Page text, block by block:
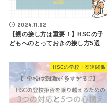
2024.11.02
【親の接し方は重要！】HSCの子
どもへのとっておきの接し方5選
HSCの学校・友達関係